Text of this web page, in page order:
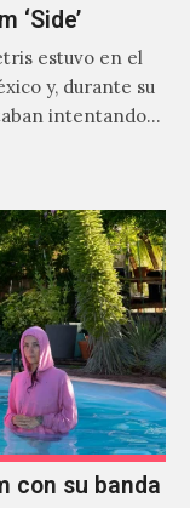
‘Side’
estuvo en el
y, durante su
intentando…
con su banda